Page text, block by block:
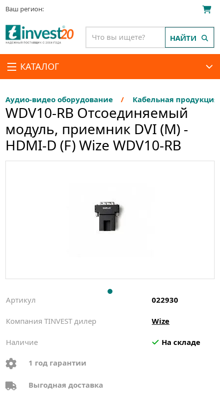
Ваш регион:
КАТАЛОГ
НАЙТИ
Аудио-видео оборудование Кабельная продукция
WDV10-RB Отсоединяемый
модуль, приемник DVI (M) -
HDMI-D (F) Wize WDV10-RB
Артикул 022930
Компания TINVEST дилер Wize
Наличие На складе
1 год гарантии
Выгодная доставка